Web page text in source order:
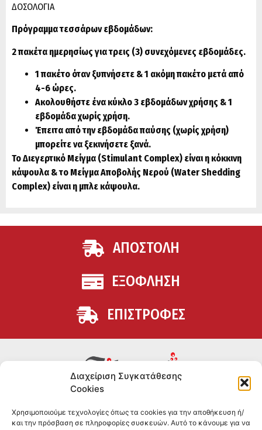
Διαχείριση Συγκατάθεσης
Cookies
Χρησιμοποιούμε τεχνολογίες όπως τα cookies για την αποθήκευση ή/
και την πρόσβαση σε πληροφορίες συσκευών. Αυτό το κάνουμε για να
ΔΟΣΟΛΟΓΙΑ
Πρόγραμμα τεσσάρων εβδομάδων:
2 πακέτα ημερησίωςγια τρεις (3) συνεχόμενες εβδομάδες.
1 πακέτο όταν ξυπνήσετε & 1 ακόμη πακέτο μετά από
4-6 ώρες.
Ακολουθήστε ένα κύκλο 3 εβδομάδων χρήσης & 1
εβδομάδα χωρίς χρήση.
Έπειτα από την εβδομάδα παύσης (χωρίς χρήση)
μπορείτε να ξεκινήσετε ξανά.
Το Διεγερτικό Μείγμα (Stimulant Complex) είναι η κόκκινη
κάψουλα & το Μείγμα Αποβολής Νερού (Water Shedding
Complex) είναι η μπλε κάψουλα.
ΑΠΟΣΤΟΛΗ
ΕΞΟΦΛΗΣΗ
ΕΠΙΣΤΡΟΦΕΣ
θέλουν να βελτιώσουν τη διατροφή και την υγεία τους.